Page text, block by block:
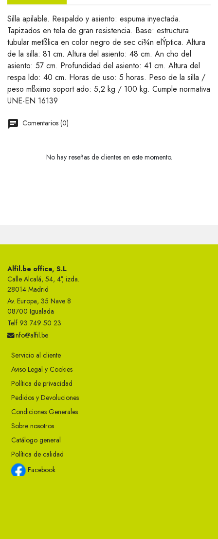
Silla apilable. Respaldo y asiento: espuma inyectada.
Tapizados en tela de gran resistencia. Base: estructura
tubular metßlica en color negro de sec ci¾n elÝptica. Altura
de la silla: 81 cm. Altura del asiento: 48 cm. An cho del
asiento: 57 cm. Profundidad del asiento: 41 cm. Altura del
respa ldo: 40 cm. Horas de uso: 5 horas. Peso de la silla /
peso mßximo soport ado: 5,2 kg / 100 kg. Cumple normativa
UNE-EN 16139
Comentarios (0)
No hay reseñas de clientes en este momento.
Alfil.be office, S.L
Calle Alcalá, 54, 4°, izda.
28014 Madrid
Av. Europa, 35 Nave 8
08700 Igualada
Telf 93 749 50 23
info@alfil.be
Servicio al cliente
Aviso Legal y Cookies
Política de privacidad
Pedidos y Devoluciones
Condiciones Generales
Sobre nosotros
Catálogo general
Política de calidad
Facebook